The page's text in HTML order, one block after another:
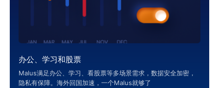
办公、学习和股票
Malus满足办公、学习、看股票等多场景需求，数据安全加密，
隐私有保障。海外回国加速，一个Malus就够了